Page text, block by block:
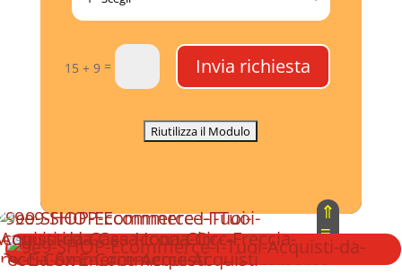
15 + 9 = Invia richiesta
⇑
≡
⇓